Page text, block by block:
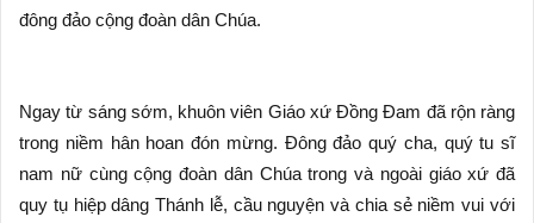
đông đảo cộng đoàn dân Chúa.
Ngay từ sáng sớm, khuôn viên Giáo xứ Đồng Đam đã rộn ràng
trong niềm hân hoan đón mừng. Đông đảo quý cha, quý tu sĩ
nam nữ cùng cộng đoàn dân Chúa trong và ngoài giáo xứ đã
quy tụ hiệp dâng Thánh lễ, cầu nguyện và chia sẻ niềm vui với